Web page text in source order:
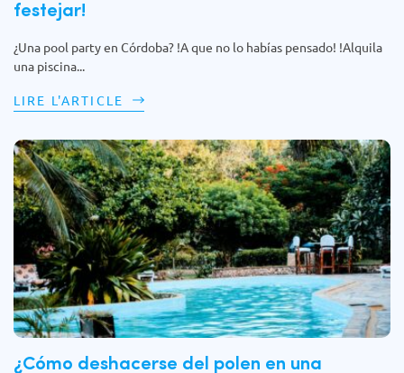
festejar!
¿Una pool party en Córdoba? !A que no lo habías pensado! !Alquila
una piscina...
LIRE L'ARTICLE
¿Cómo deshacerse del polen en una